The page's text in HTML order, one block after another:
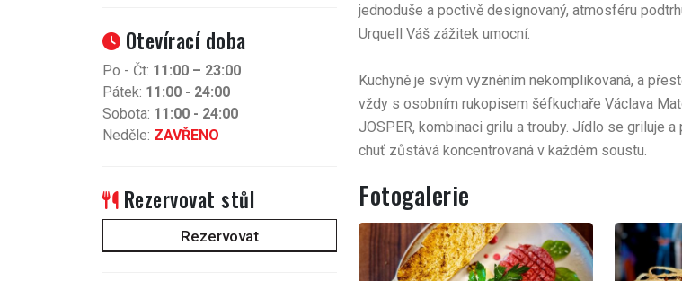
jednoduše a poctivě designovaný, atmosféru
Urquell Váš zážitek umocní.
Kuchyně je svým vyzněním nekomplikovaná, a
vždy s osobním rukopisem šéfkuchaře Václava
JOSPER, kombinaci grilu a trouby. Jídlo se griluje
chuť zůstává koncentrovaná v každém soustu.
Fotogalerie
Otevírací doba
Po - Čt: 11:00 – 23:00
Pátek: 11:00 - 24:00
Sobota: 11:00 - 24:00
Neděle: ZAVŘENO
Rezervovat stůl
Rezervovat